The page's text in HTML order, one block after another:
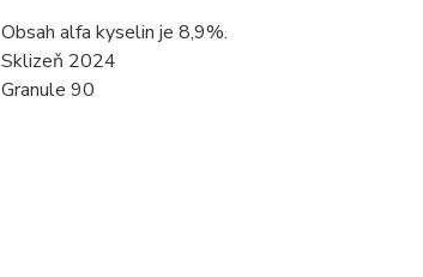
Obsah alfa kyselin je 8,9%.
Sklizeň 2024
Granule 90